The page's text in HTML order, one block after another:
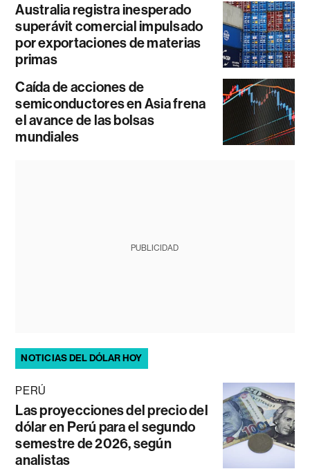
Australia registra inesperado
superávit comercial impulsado
por exportaciones de materias
primas
Caída de acciones de
semiconductores en Asia frena
el avance de las bolsas
mundiales
PUBLICIDAD
NOTICIAS DEL DÓLAR HOY
PERÚ
Las proyecciones del precio del
dólar en Perú para el segundo
semestre de 2026, según
analistas